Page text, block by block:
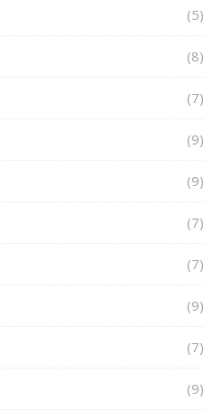
(5)
(8)
(7)
(9)
(9)
(7)
(7)
(9)
(7)
(9)